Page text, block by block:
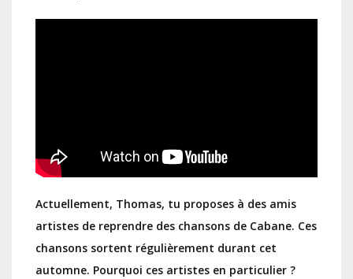
Actuellement, Thomas, tu proposes à des amis
artistes de reprendre des chansons de Cabane. Ces
chansons sortent régulièrement durant cet
automne. Pourquoi ces artistes en particulier ?